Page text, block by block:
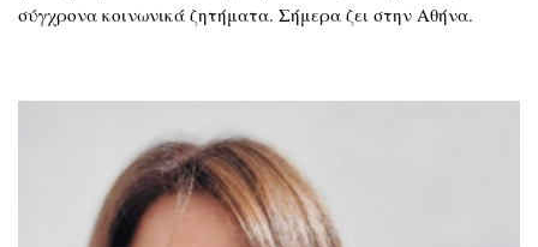
σύγχρονα κοινωνικά ζητήματα. Σήμερα ζει στην Αθήνα.